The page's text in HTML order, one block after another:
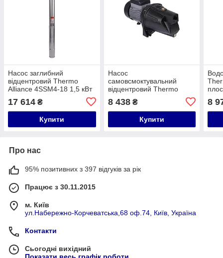
Насос заглибний
відцентровий Thermo
Alliance 4SSM4-18 1,5 кВт
17 614 ₴
Купити
Насос
самовсмоктувальний
відцентровий Thermo
Alliance D-JSWm-20H 1,5
кВт
8 438₴
Купити
8
Про нас
95% позитивних з 397 відгуків за рік
Працює з 30.11.2015
м. Київ
ул.Набережно-Корчеватська,68 оф.74, Київ, Україна
Контакти
Сьогодні вихідний